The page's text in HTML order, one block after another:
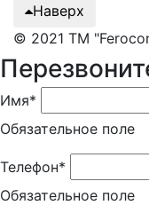
Наверх
© 2021 ТМ
Имя*
Обязательное поле
Телефон*
Обязательное поле